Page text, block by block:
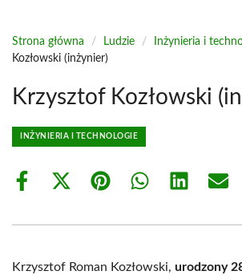
Strona główna / Ludzie / Inżynieria i
Kozłowski (inżynier)
Krzysztof Kozłowski
INŻYNIERIA I TECHNOLOGIE
Share
Share
(Twitter)
Share Share Share Share
Krzysztof Roman Kozłowski, urodzony